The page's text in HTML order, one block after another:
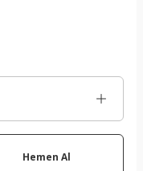
Hemen Al